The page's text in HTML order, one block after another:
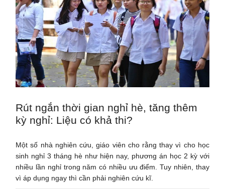
Rút ngắn thời gian nghỉ hè, tăng thêm
kỳ nghỉ: Liệu có khả thi?
Một số nhà nghiên cứu, giáo viên cho rằng thay vì cho học
sinh nghỉ 3 tháng hè như hiện nay, phương án học 2 kỳ với
nhiều lần nghỉ trong năm có nhiều ưu điểm. Tuy nhiên, thay
vì áp dụng ngay thì cần phải nghiên cứu kĩ.